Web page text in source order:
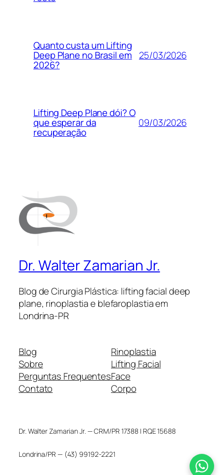
Quanto custa um Lifting
Deep Plane no Brasil em
2026?
25/03/2026
Lifting Deep Plane dói? O
que esperar da
recuperação
09/03/2026
Dr. Walter Zamarian Jr.
Blog de Cirurgia Plástica: lifting facial deep
plane, rinoplastia e blefaroplastia em
Londrina-PR
Blog
Sobre
Perguntas Frequentes
Contato
Rinoplastia
Lifting Facial
Face
Corpo
Dr. Walter Zamarian Jr. — CRM/PR 17388 | RQE 15688
Londrina/PR — (43) 99192-2221